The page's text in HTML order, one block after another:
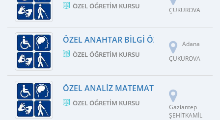
ÖZEL ÖĞRETIM KURSU
ÇUKUROVA
ÖZEL ANAHTAR BILGI ÖZEL ÖĞRETIM
ÖZEL ÖĞRETIM KURSU
Adana
ÇUKUROVA
ÖZEL ANALIZ MATEMATIK ÖZEL
ÖZEL ÖĞRETIM KURSU
Gaziantep
ŞEHİTKAMİL